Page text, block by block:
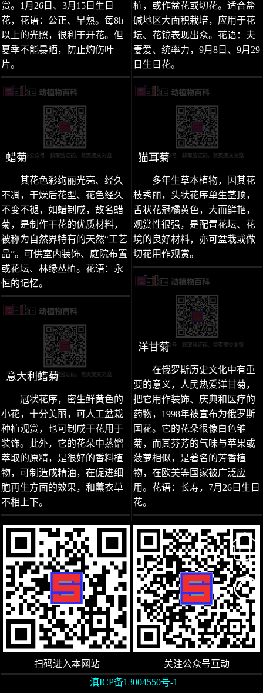
赏。1月26日、3月15日生日
花，花语：公正、早熟。每8h
以上的光照，很利于开花。但
夏季不能暴晒，防止灼伤叶
片。
蜡菊
其花色彩绚丽光亮、经久
不凋，干燥后花型、花色经久
不变不褪，如蜡制成，故名蜡
菊，是制作干花的优质材料，
被称为自然界特有的天然“工艺
品”。可供室内装饰、庭院布置
或花坛、林缘丛植。花语：永
恒的记忆。
意大利蜡菊
冠状花序，密生鲜黄色的
小花，十分美丽，可人工盆栽
种植观赏，也可制成干花用于
装饰。此外，它的花朵中蒸馏
萃取的原精，是很好的香料植
物，可制造成精油，在促进细
胞再生方面的效果，和薰衣草
不相上下。
植，或作盆花或切花。适合盐
碱地区大面积栽培，应用于花
坛、花镜表现出众。花语：夫
妻爱、统率力，9月8日、9月29
日生日花。
猫耳菊
多年生草本植物，因其花
枝秀丽，头状花序单生茎顶，
舌状花冠橘黄色，大而鲜艳，
观赏性很强，是配置花坛、花
境的良好材料，亦可盆栽或做
切花用作观赏。
洋甘菊
在俄罗斯历史文化中有重
要的意义，人民热爱洋甘菊，
把它用作装饰、庆典和医疗的
药物，1998年被宣布为俄罗斯
国花。它的花朵很像白色雏
菊，而其芬芳的气味与苹果或
菠萝相似，是著名的芳香植
物，在欧美等国家被广泛应
用。花语：长寿，7月26日生日
花。
扫码进入本网站
关注公众号互动
滇ICP备13004550号-1